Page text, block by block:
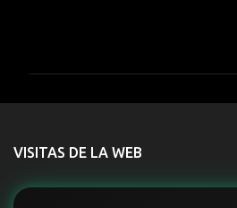
t
r
VISITAS DE LA WEB